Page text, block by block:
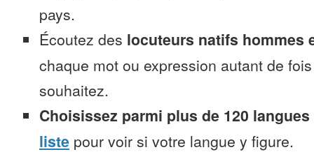
pays.
Écoutez des locuteurs natifs hommes
chaque mot ou expression autant de
souhaitez.
Choisissez parmi plus de 120 langues
liste pour voir si votre langue y figure.